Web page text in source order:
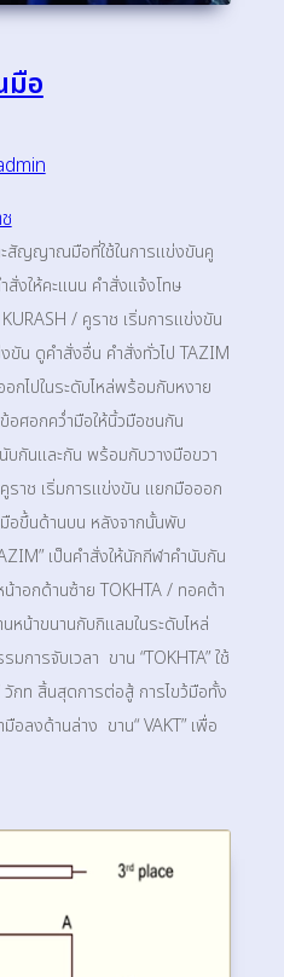
อ
ญญาณมือที่ใช้ในการแข่งขันคู
งให้คะแนน คำสั่งแจ้งโทษ
/ คูราช เริ่มการแข่งขัน
ขัน ดูคำสั่งอื่น คำสั่งทั่วไป TAZIM
กไปในระดับไหล่พร้อมกับหงาย
ศอกคว่ำมือให้นิ้วมือชนกัน
บกันและกัน พร้อมกับวางมือขวา
ราช เริ่มการแข่งขัน แยกมือออก
อขึ้นด้านบน หลังจากนั้นพับ
เป็นคำสั่งให้นักกีฬาคำนับกัน
าอกด้านซ้าย TOKHTA / ทอคต้า
หน้าขนานกับกิแลมในระดับไหล่
ารจับเวลา ขาน “TOKHTA” ใช้
กท สิ้นสุดการต่อสู้ การไขว้มือทั้ง
อลงด้านล่าง ขาน“ VAKT” เพื่อ